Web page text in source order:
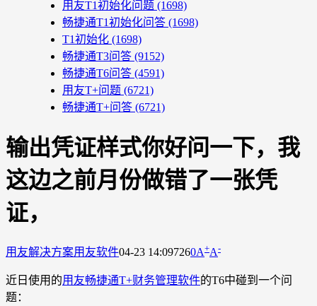
用友T1初始化问题 (1698)
畅捷通T1初始化问答 (1698)
T1初始化 (1698)
畅捷通T3问答 (9152)
畅捷通T6问答 (4591)
用友T+问题 (6721)
畅捷通T+问答 (6721)
输出凭证样式你好问一下，我
这边之前月份做错了一张凭
证，
用友解决方案用友软件04-23 14:097260A+A-
近日使用的用友畅捷通T+财务管理软件的T6中碰到一个问
题：